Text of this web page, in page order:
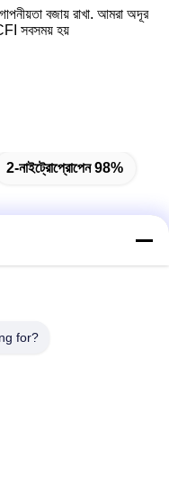
বজায় রাখা. আমরা অদূর
সবসময় হয়
2-নাইট্রোপ্রোপেন 98%
for?